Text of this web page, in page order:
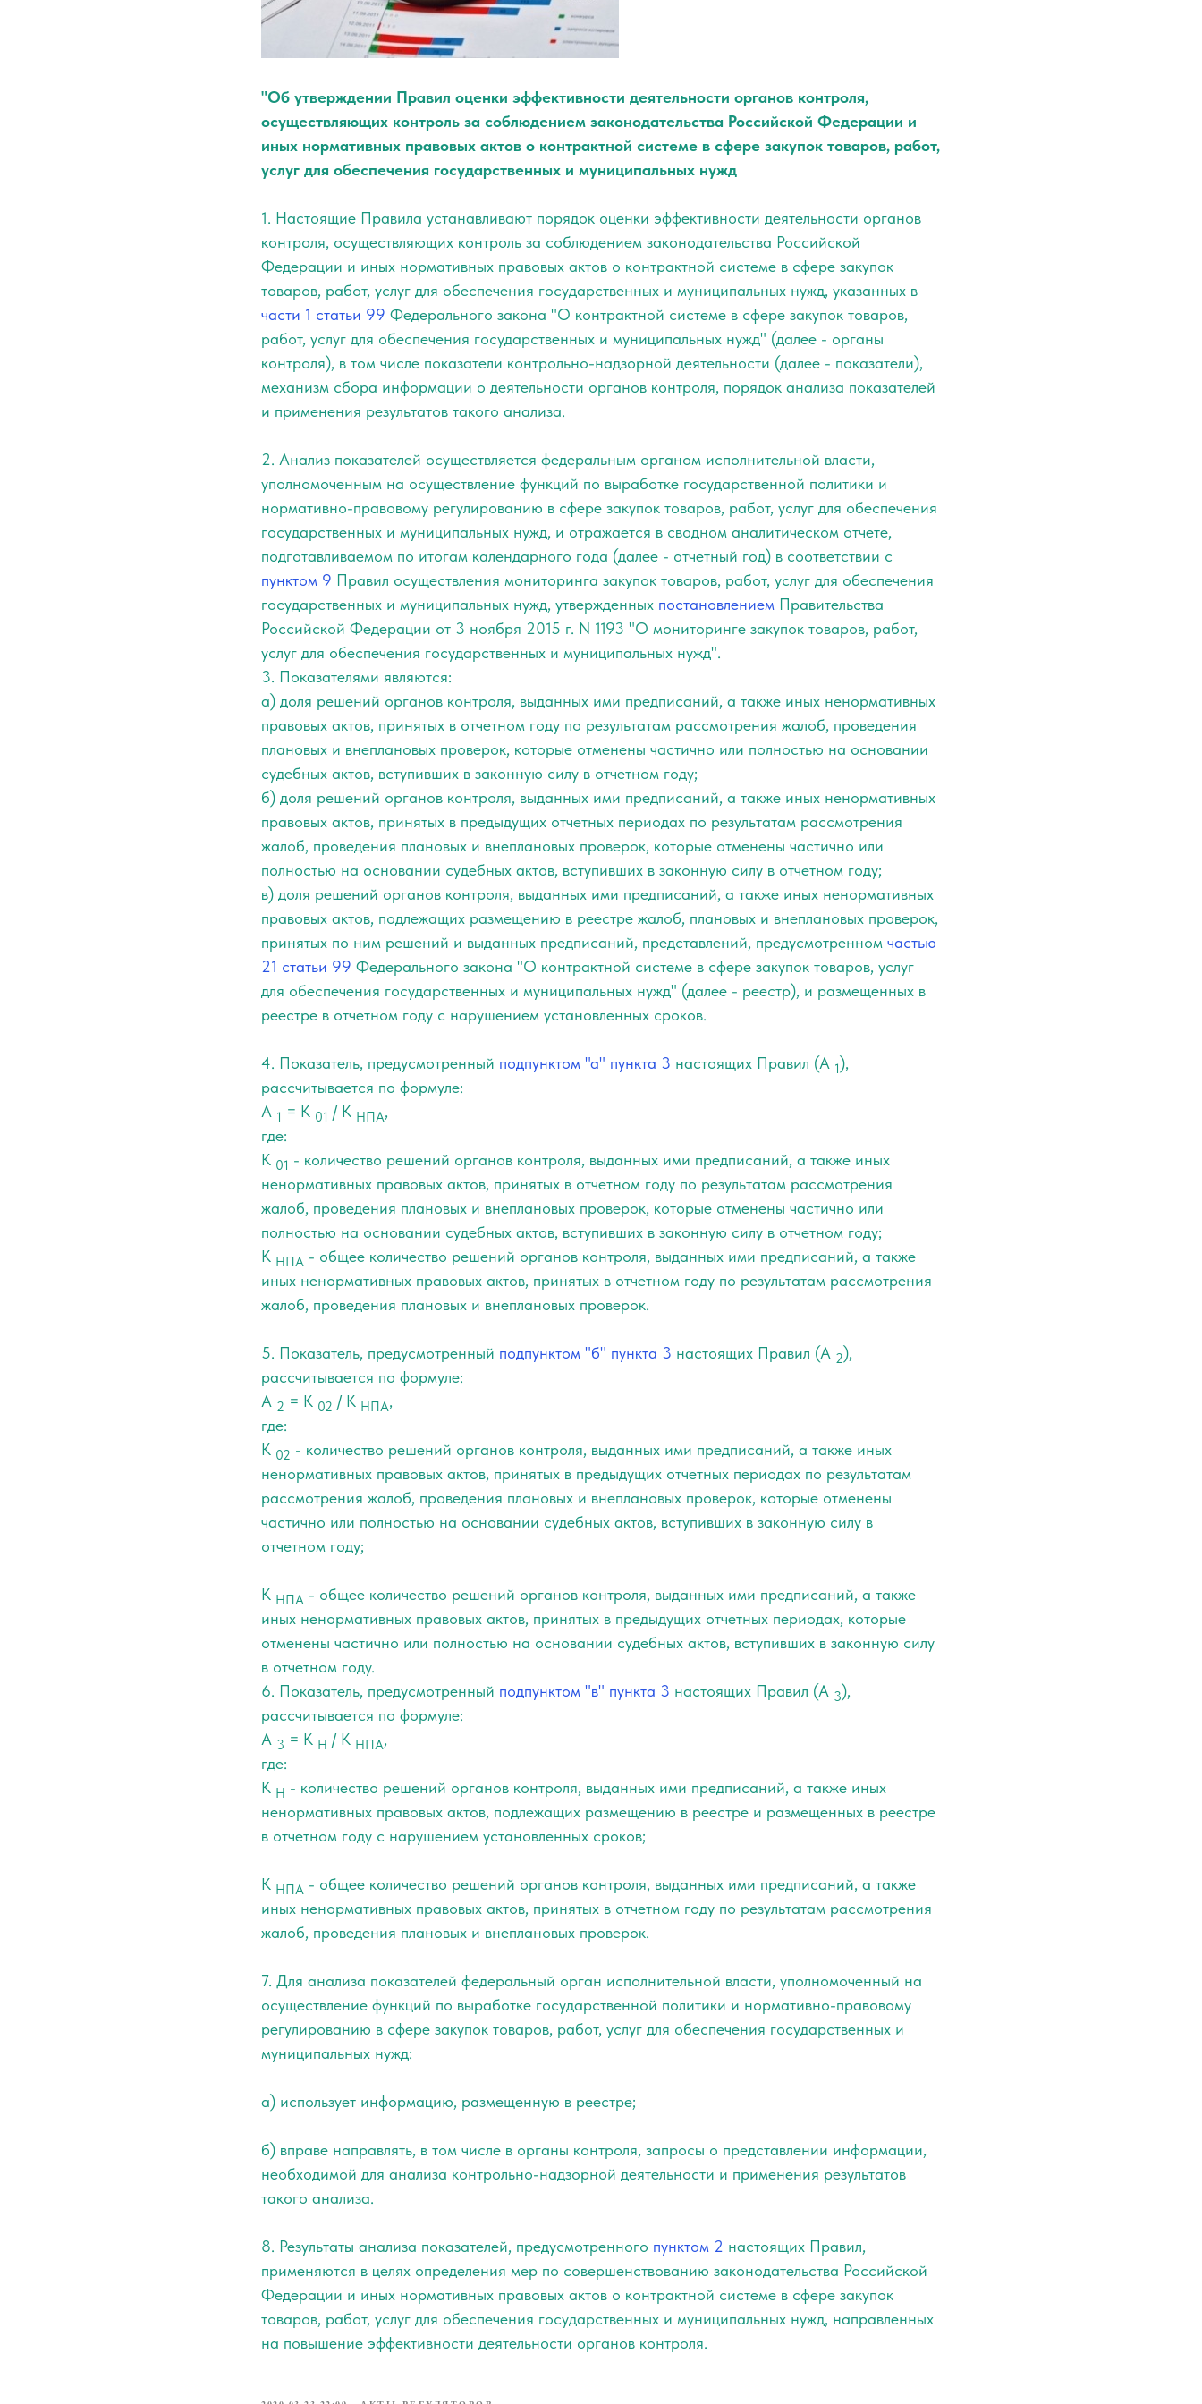
"Об утверждении Правил оценки эффективности деятельности органов контроля,
осуществляющих контроль за соблюдением законодательства Российской Федерации и
иных нормативных правовых актов о контрактной системе в сфере закупок товаров, работ,
услуг для обеспечения государственных и муниципальных нужд
1. Настоящие Правила устанавливают порядок оценки эффективности деятельности органов
контроля, осуществляющих контроль за соблюдением законодательства Российской
Федерации и иных нормативных правовых актов о контрактной системе в сфере закупок
товаров, работ, услуг для обеспечения государственных и муниципальных нужд, указанных в
части 1 статьи 99 Федерального закона "О контрактной системе в сфере закупок товаров,
работ, услуг для обеспечения государственных и муниципальных нужд" (далее - органы
контроля), в том числе показатели контрольно-надзорной деятельности (далее - показатели),
механизм сбора информации о деятельности органов контроля, порядок анализа показателей
и применения результатов такого анализа.
2. Анализ показателей осуществляется федеральным органом исполнительной власти,
уполномоченным на осуществление функций по выработке государственной политики и
нормативно-правовому регулированию в сфере закупок товаров, работ, услуг для обеспечения
государственных и муниципальных нужд, и отражается в сводном аналитическом отчете,
подготавливаемом по итогам календарного года (далее - отчетный год) в соответствии с
пунктом 9 Правил осуществления мониторинга закупок товаров, работ, услуг для обеспечения
государственных и муниципальных нужд, утвержденных постановлением Правительства
Российской Федерации от 3 ноября 2015 г. N 1193 "О мониторинге закупок товаров, работ,
услуг для обеспечения государственных и муниципальных нужд".
3. Показателями являются:
а) доля решений органов контроля, выданных ими предписаний, а также иных ненормативных
правовых актов, принятых в отчетном году по результатам рассмотрения жалоб, проведения
плановых и внеплановых проверок, которые отменены частично или полностью на основании
судебных актов, вступивших в законную силу в отчетном году;
б) доля решений органов контроля, выданных ими предписаний, а также иных ненормативных
правовых актов, принятых в предыдущих отчетных периодах по результатам рассмотрения
жалоб, проведения плановых и внеплановых проверок, которые отменены частично или
полностью на основании судебных актов, вступивших в законную силу в отчетном году;
в) доля решений органов контроля, выданных ими предписаний, а также иных ненормативных
правовых актов, подлежащих размещению в реестре жалоб, плановых и внеплановых проверок,
принятых по ним решений и выданных предписаний, представлений, предусмотренном частью
21 статьи 99 Федерального закона "О контрактной системе в сфере закупок товаров, услуг
для обеспечения государственных и муниципальных нужд" (далее - реестр), и размещенных в
реестре в отчетном году с нарушением установленных сроков.
4. Показатель, предусмотренный подпунктом "а" пункта 3 настоящих Правил (А 1),
рассчитывается по формуле:
А 1 = К 01 / К НПА,
где:
К 01 - количество решений органов контроля, выданных ими предписаний, а также иных
ненормативных правовых актов, принятых в отчетном году по результатам рассмотрения
жалоб, проведения плановых и внеплановых проверок, которые отменены частично или
полностью на основании судебных актов, вступивших в законную силу в отчетном году;
К НПА - общее количество решений органов контроля, выданных ими предписаний, а также
иных ненормативных правовых актов, принятых в отчетном году по результатам рассмотрения
жалоб, проведения плановых и внеплановых проверок.
5. Показатель, предусмотренный подпунктом "б" пункта 3 настоящих Правил (А 2),
рассчитывается по формуле:
А 2 = К 02 / К НПА,
где:
К 02 - количество решений органов контроля, выданных ими предписаний, а также иных
ненормативных правовых актов, принятых в предыдущих отчетных периодах по результатам
рассмотрения жалоб, проведения плановых и внеплановых проверок, которые отменены
частично или полностью на основании судебных актов, вступивших в законную силу в
отчетном году;
К НПА - общее количество решений органов контроля, выданных ими предписаний, а также
иных ненормативных правовых актов, принятых в предыдущих отчетных периодах, которые
отменены частично или полностью на основании судебных актов, вступивших в законную силу
в отчетном году.
6. Показатель, предусмотренный подпунктом "в" пункта 3 настоящих Правил (A 3),
рассчитывается по формуле:
А 3 = К Н / К НПА,
где:
К Н - количество решений органов контроля, выданных ими предписаний, а также иных
ненормативных правовых актов, подлежащих размещению в реестре и размещенных в реестре
в отчетном году с нарушением установленных сроков;
К НПА - общее количество решений органов контроля, выданных ими предписаний, а также
иных ненормативных правовых актов, принятых в отчетном году по результатам рассмотрения
жалоб, проведения плановых и внеплановых проверок.
7. Для анализа показателей федеральный орган исполнительной власти, уполномоченный на
осуществление функций по выработке государственной политики и нормативно-правовому
регулированию в сфере закупок товаров, работ, услуг для обеспечения государственных и
муниципальных нужд:
а) использует информацию, размещенную в реестре;
б) вправе направлять, в том числе в органы контроля, запросы о представлении информации,
необходимой для анализа контрольно-надзорной деятельности и применения результатов
такого анализа.
8. Результаты анализа показателей, предусмотренного пунктом 2 настоящих Правил,
применяются в целях определения мер по совершенствованию законодательства Российской
Федерации и иных нормативных правовых актов о контрактной системе в сфере закупок
товаров, работ, услуг для обеспечения государственных и муниципальных нужд, направленных
на повышение эффективности деятельности органов контроля.